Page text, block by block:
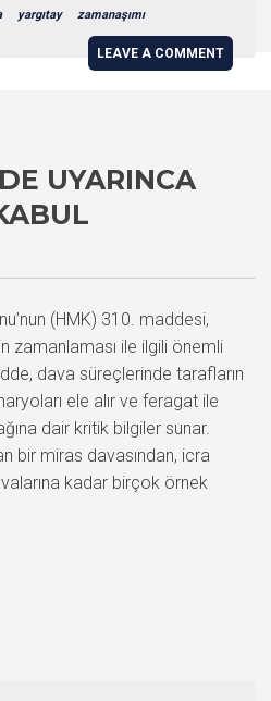
yargıtay zamanaşımı
LEAVE A COMMENT
UYARINCA
(HMK) 310. maddesi,
zamanlaması ile ilgili önemli
dava süreçlerinde tarafların
ele alır ve feragat ile
dair kritik bilgiler sunar.
bir miras davasından, icra
kadar birçok örnek